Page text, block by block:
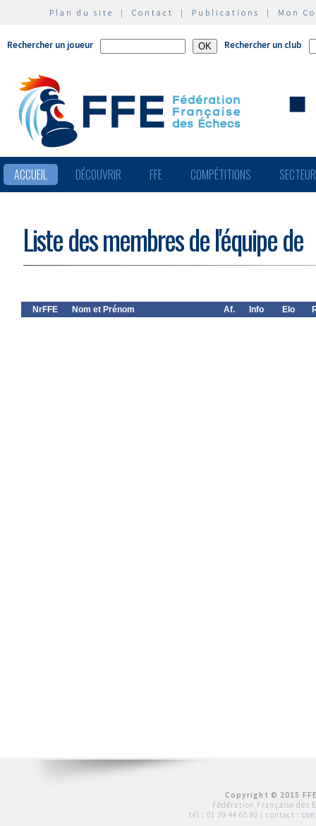
Plan du site | Contact | Publications | Mon
Rechercher un joueur Rechercher un club
ACCUEIL DÉCOUVRIR FFE COMPÉTITIONS
Liste des membres de l'équipe de
NrFFE Nom et Prénom Af. Info Elo
Copyright © 2015
Fédération Française des
tél : 01 39 44 65 80 | contact :